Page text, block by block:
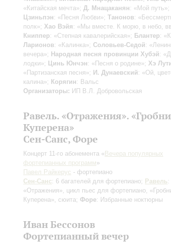
«Китайская мечта»; Д. Мнацаканян: «Мой путь»;
Цзиньпэн: «Песня Любви»; Танонов:
полк»; Хао Вэйя: «Мы вместе. К морю, в небо,
Книппер: «Степная кавалерийская»; Блантер:
Ларионов: «Калинка»; Соловьев-Седой:
вечера»; Народная песня провинции Хубэй:
лодки»; Цинь Юнчэн: «Песня о родине»; Хэ
«Партизанская песня»; И. Дунаевский: «Ой,
калина»; Корягин: Вальс
Организаторы: ИП В.Л. Добровольская
Равель. «Отражения».
Куперена»
Сен-Санс, Форе
Концерт 11-го абонемента « Вечера популярных
фортепианных программ»
Павел Райкерус - фортепиано
Сен-Санс: 6 багателей для фортепиано; Равель:
«Отражения», цикл пьес для фортепиано,
Куперена», сюита; Форе: Избранные ноктюрны
Иван Бессонов
Фортепианный вечер